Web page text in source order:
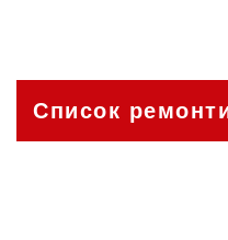
Список